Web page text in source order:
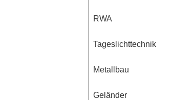
RWA
Tageslichttechnik
Metallbau
Geländer